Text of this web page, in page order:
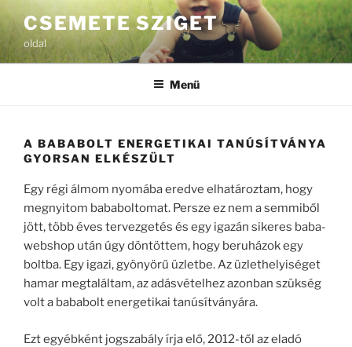
Tartalomhoz
CSEMETE SZIGET
oldal
Menü
A BABABOLT ENERGETIKAI TANÚSÍTVÁNYA
GYORSAN ELKÉSZÜLT
Egy régi álmom nyomába eredve elhatároztam, hogy
megnyitom bababoltomat. Persze ez nem a semmiből
jött, több éves tervezgetés és egy igazán sikeres baba-
webshop után úgy döntöttem, hogy beruházok egy
boltba. Egy igazi, gyönyörű üzletbe. Az üzlethelyiséget
hamar megtaláltam, az adásvételhez azonban szükség
volt a bababolt energetikai tanúsítványára.
Ezt egyébként jogszabály írja elő, 2012-től az eladó